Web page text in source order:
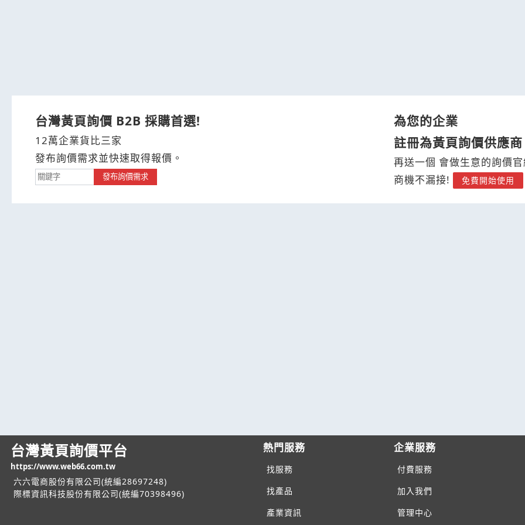
台灣黃頁詢價 B2B 採購首選!
12萬企業貨比三家
發布詢價需求並快速取得報價。
發布詢價需求
為您的企業
註冊為黃頁詢價供應商
再送一個 會做生意的詢價
商機不漏接!
免費開始使用
台灣黃頁詢價平台
https://www.web66.com.tw
六六電商股份有限公司(統編28697248)
際標資訊科技股份有限公司(統編70398496)
熱門服務
找服務
找產品
產業資訊
企業服務
付費服務
加入我們
管理中心